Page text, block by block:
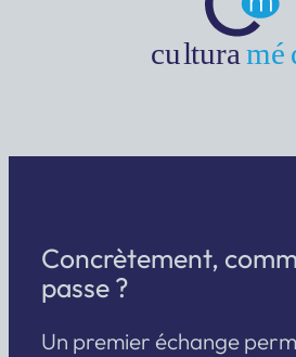
Concrètement,
passe ?
Un premier échange